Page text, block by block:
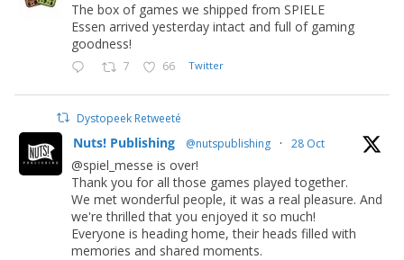
The box of games we shipped from SPIELE
Essen arrived yesterday intact and full of gaming
goodness!
7 66 Twitter
Dystopeek Retweeté
Nuts! Publishing @nutspublishing · 28 Oct
@spiel_messe is over!
Thank you for all those games played together.
We met wonderful people, it was a real pleasure. And
we're thrilled that you enjoyed it so much!
Everyone is heading home, their heads filled with
memories and shared moments.